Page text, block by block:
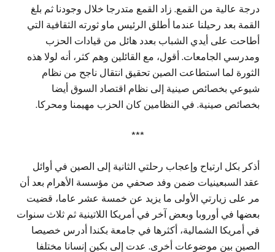
درجة عالية من القمع. زاد القمع متدرجا خلال وجودنا ثم بلغ
القمة بعد رحيلنا عندما أطلق الرئيس ماو ثورته الثقافية التي
أطاحت على أيدي الشباب بعدد هائل من قيادات الحزب
ومدرسي الجامعات. أقول، مع القائلين وهم كثر، أنه لولا هذه
الثورة لما استطاعت الصين تحقيق انتقال ناجح من نظام
شيوعي بخصائص صينية إلى نظام اقتصاد السوق أيضا
بخصائص صينية. في النظامين كان الحزب مهيمنا ومحركا.
***
أذكر بكل ارتياح وإعجاب رحلتي الثانية إلى الصين في أوائل
عقد السبعينيات ضمن وفد صحفي من مؤسسة الأهرام بعد أن
مر على زيارتي الأولى ما يزيد عن خمسة عشر عاما، قضيت
بعضها في أوروبا وبعض آخر في أمريكا اللاتينية ثم ثلاث سنوات
في أمريكا الشمالية، أكثرها في جامعة بكندا أدرس خصيصا
الصين بين موضوعات أخرى. عدت إلى بكين إنسانا مختلفا